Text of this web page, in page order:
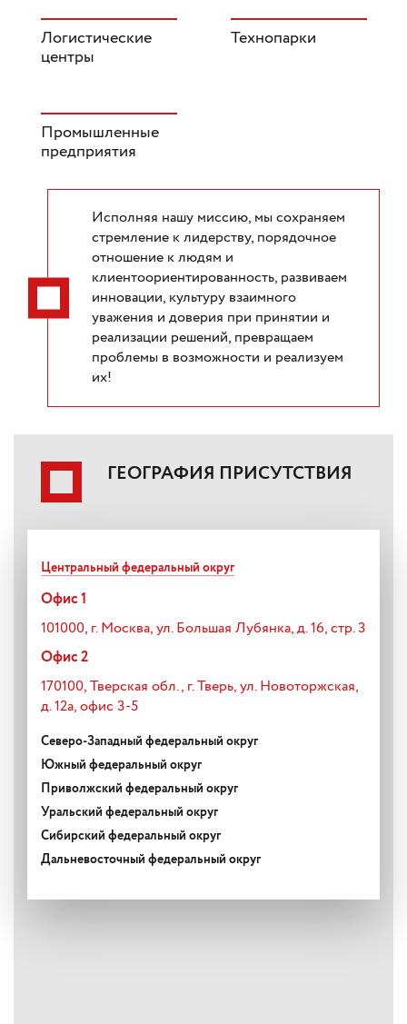
Логистические
центры
Технопарки
Промышленные
предприятия
Исполняя нашу миссию, мы сохраняем
стремление к лидерству, порядочное
отношение к людям и
клиентоориентированность, развиваем
инновации, культуру взаимного
уважения и доверия при принятии и
реализации решений, превращаем
проблемы в возможности и реализуем
их!
ГЕОГРАФИЯ ПРИСУТСТВИЯ
Центральный федеральный округ
Офис 1
101000, г. Москва, ул. Большая Лубянка, д. 16, стр. 3
Офис 2
170100, Тверская обл., г. Тверь, ул. Новоторжская,
д. 12а, офис 3-5
Северо-Западный федеральный округ
Южный федеральный округ
Приволжский федеральный округ
Уральский федеральный округ
Сибирский федеральный округ
Дальневосточный федеральный округ